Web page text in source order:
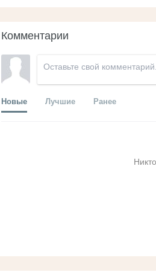
Комментарии
Новые Лучшие Ранее